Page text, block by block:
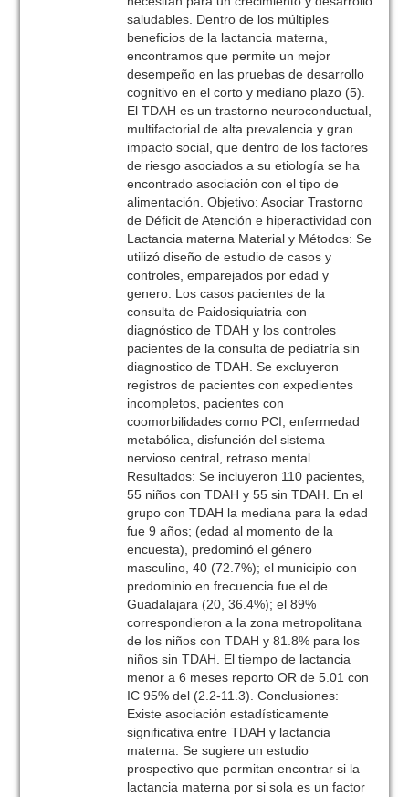
saludables. Dentro de los múltiples
beneficios de la lactancia materna,
encontramos que permite un mejor
desempeño en las pruebas de desarrollo
cognitivo en el corto y mediano plazo (5).
El TDAH es un trastorno neuroconductual,
multifactorial de alta prevalencia y gran
impacto social, que dentro de los factores
de riesgo asociados a su etiología se ha
encontrado asociación con el tipo de
alimentación. Objetivo: Asociar Trastorno
de Déficit de Atención e hiperactividad con
Lactancia materna Material y Métodos: Se
utilizó diseño de estudio de casos y
controles, emparejados por edad y
genero. Los casos pacientes de la
consulta de Paidosiquiatria con
diagnóstico de TDAH y los controles
pacientes de la consulta de pediatría sin
diagnostico de TDAH. Se excluyeron
registros de pacientes con expedientes
incompletos, pacientes con
coomorbilidades como PCI, enfermedad
metabólica, disfunción del sistema
nervioso central, retraso mental.
Resultados: Se incluyeron 110 pacientes,
55 niños con TDAH y 55 sin TDAH. En el
grupo con TDAH la mediana para la edad
fue 9 años; (edad al momento de la
encuesta), predominó el género
masculino, 40 (72.7%); el municipio con
predominio en frecuencia fue el de
Guadalajara (20, 36.4%); el 89%
correspondieron a la zona metropolitana
de los niños con TDAH y 81.8% para los
niños sin TDAH. El tiempo de lactancia
menor a 6 meses reporto OR de 5.01 con
IC 95% del (2.2-11.3). Conclusiones:
Existe asociación estadísticamente
significativa entre TDAH y lactancia
materna. Se sugiere un estudio
prospectivo que permitan encontrar si la
lactancia materna por si sola es un factor